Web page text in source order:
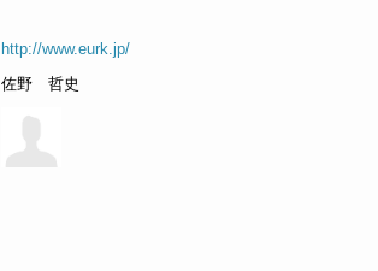
http://www.eurk.jp/
佐野 哲史